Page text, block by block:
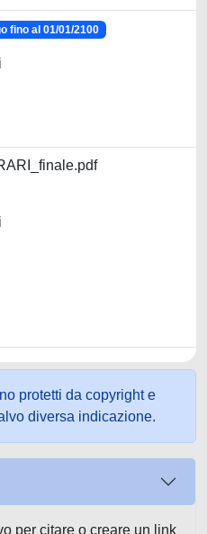
fino al 01/01/2100
protetti da copyright e
diversa indicazione.
per citare o creare un link